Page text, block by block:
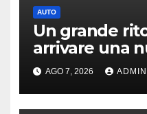
AUTO
Un grande
arrivare una
Pajero
AGO 7, 2026 ADMIN